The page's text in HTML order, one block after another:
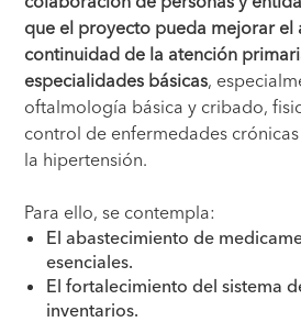
que el proyecto pueda mejorar el
continuidad de la atención
especialidades básicas,
oftalmología básica y cribado,
control de enfermedades
la hipertensión.
Para ello, se contempla:
El abastecimiento de
esenciales.
El fortalecimiento del sistema
inventarios.